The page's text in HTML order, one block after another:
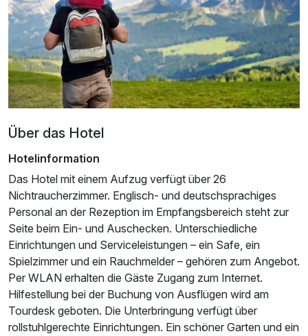
Ausstattung
Für 3 Tage p.P. ab156,00 €
Über das Hotel
Hotelinformation
Das Hotel mit einem Aufzug verfügt über 26
Nichtraucherzimmer. Englisch- und deutschsprachiges
Personal an der Rezeption im Empfangsbereich steht zur
Seite beim Ein- und Auschecken. Unterschiedliche
Einrichtungen und Serviceleistungen – ein Safe, ein
Spielzimmer und ein Rauchmelder – gehören zum Angebot.
Per WLAN erhalten die Gäste Zugang zum Internet.
Hilfestellung bei der Buchung von Ausflügen wird am
Tourdesk geboten. Die Unterbringung verfügt über
rollstuhlgerechte Einrichtungen. Ein schöner Garten und ein